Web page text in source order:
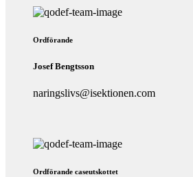
Ordförande
Josef Bengtsson
naringslivs@isektionen.com
Ordförande caseutskottet